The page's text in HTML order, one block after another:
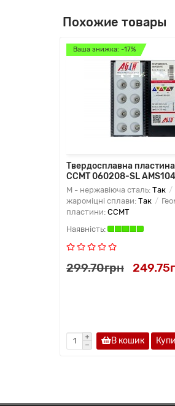
Похожие товары
Ваша знижка: -17%
Твердосплавна
CCMT 060208-SL
M - нержавіюча сталь: Так
жароміцні сплави: Так
пластини: CCMT
299.70грн
В кошик